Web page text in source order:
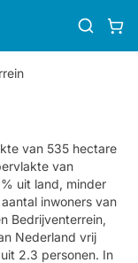
van 535 hectare
van
uit land, minder
inwoners van
Bedrijventerrein,
Nederland vrij
2.3 personen. In